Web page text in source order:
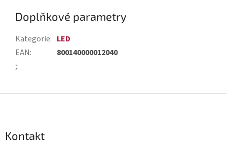
Doplňkové parametry
Kategorie: LED
EAN:
800140000012040
;:
p
aKontakt